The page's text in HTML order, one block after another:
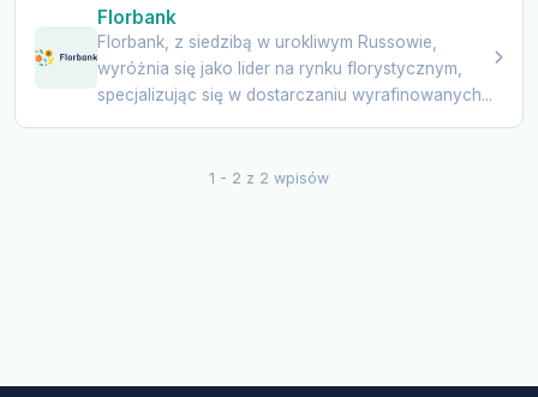
Florbank
Florbank, z siedzibą w urokliwym Russowie,
wyróżnia się jako lider na rynku florystycznym,
specjalizując się w dostarczaniu wyrafinowanych...
1 - 2 z 2 wpisów